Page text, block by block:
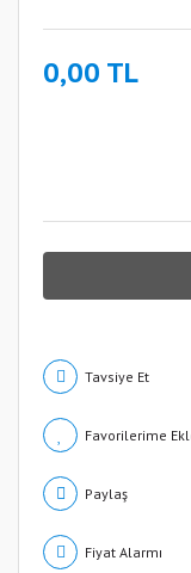
0,00 TL
Tavsiye Et
Paylaş
Fiyat Alarmı